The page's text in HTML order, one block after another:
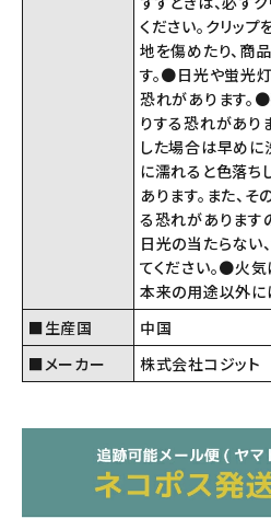
ください。クリッ
地を傷めたり、商
す。●日光や蛍光
恐れがあります。
りする恐れがあり
した場合は早めに
に濡れると色落ち
あります。また、
る恐れがあります
日光の当たらない
てください。●火
本来の用途以外に
■生産国
中国
■メーカー
株式会社コジット